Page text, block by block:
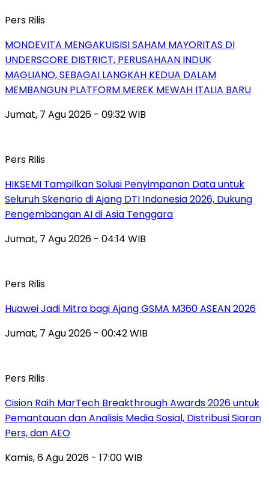
Pers Rilis
MONDEVITA MENGAKUISISI SAHAM MAYORITAS DI
UNDERSCORE DISTRICT, PERUSAHAAN INDUK
MAGLIANO, SEBAGAI LANGKAH KEDUA DALAM
MEMBANGUN PLATFORM MEREK MEWAH ITALIA BARU
Jumat, 7 Agu 2026 - 09:32 WIB
Pers Rilis
HIKSEMI Tampilkan Solusi Penyimpanan Data untuk
Seluruh Skenario di Ajang DTI Indonesia 2026, Dukung
Pengembangan AI di Asia Tenggara
Jumat, 7 Agu 2026 - 04:14 WIB
Pers Rilis
Huawei Jadi Mitra bagi Ajang GSMA M360 ASEAN 2026
Jumat, 7 Agu 2026 - 00:42 WIB
Pers Rilis
Cision Raih MarTech Breakthrough Awards 2026 untuk
Pemantauan dan Analisis Media Sosial, Distribusi Siaran
Pers, dan AEO
Kamis, 6 Agu 2026 - 17:00 WIB